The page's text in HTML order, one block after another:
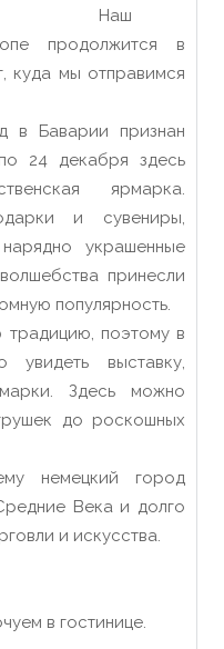
Наш
продолжится в
куда мы отправимся
в Баварии признан
24 декабря здесь
ярмарка.
и сувениры,
украшенные
принесли
популярность.
поэтому в
выставку,
Здесь можно
до роскошных
немецкий город
Века и долго
и искусства.
в гостинице.